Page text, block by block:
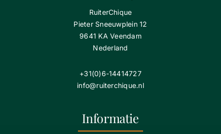
RuiterChique
Pieter Sneeuwplein 12
9641 KA Veendam
Nederland
+31(0)6-14414727
info@ruiterchique.nl
Informatie